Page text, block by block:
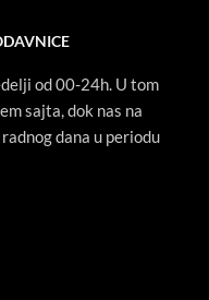
od 00-24h. U tom
sajta, dok nas na
dana u periodu